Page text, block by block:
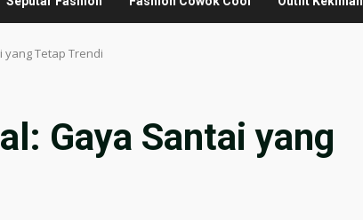
yang Tetap Trendi
Gaya Santai yang